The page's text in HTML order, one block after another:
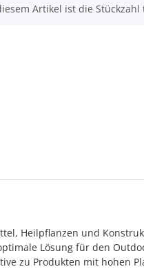
Artikel ist die Stückzahl
Heilpflanzen und
Lösung für den
zu Produkten mit hohen